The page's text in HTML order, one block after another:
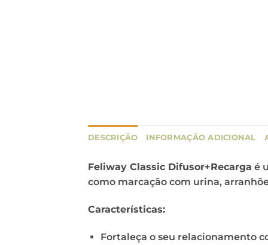
DESCRIÇÃO INFORMAÇÃO ADICIONAL
Feliway Classic Difusor+Recarga é
como marcação com urina,
Características:
Fortaleça o seu relacionamento